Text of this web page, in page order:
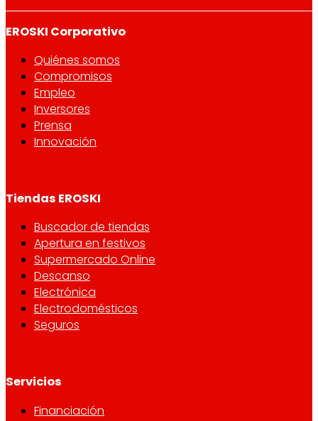
EROSKI Corporativo
Quiénes somos
Compromisos
Empleo
Inversores
Prensa
Innovación
Tiendas EROSKI
Buscador de tiendas
Apertura en festivos
Supermercado Online
Descanso
Electrónica
Electrodomésticos
Seguros
Servicios
Financiación